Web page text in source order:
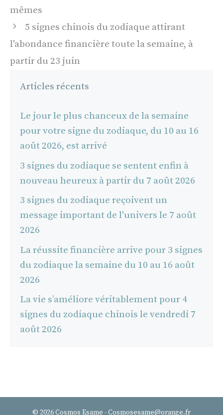
mêmes
5 signes chinois du zodiaque attirant
l'abondance financière toute la semaine, à
partir du 23 juin
Articles récents
Le jour le plus chanceux de la semaine
pour votre signe du zodiaque, du 10 au 16
août 2026, est arrivé
3 signes du zodiaque se sentent enfin à
nouveau heureux à partir du 7 août 2026
3 signes du zodiaque reçoivent un
message important de l'univers le 7 août
2026
La réussite financière arrive pour 3 signes
du zodiaque la semaine du 10 au 16 août
2026
La vie s’améliore véritablement pour 4
signes du zodiaque chinois le vendredi 7
août 2026
© 2026 Cosmos Esame - Cosmosesame@orange.fr